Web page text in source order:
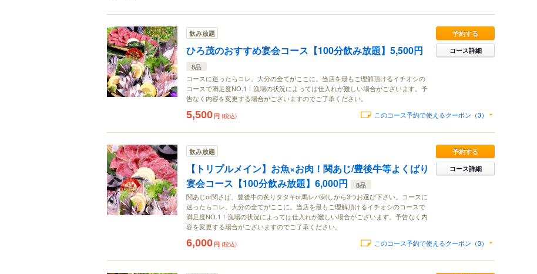
飲み放題
ひろ茂のおすすめ宴会コース【100分飲み放題】5,500円
8品
コースに迷ったらコレ。大分の全てがここに。当店を最もご理解頂けるイチオシの
コースで満足度NO.1！漁場の状況によっては仕入れが難しい場合がございます。予
告なく内容を変更する場合がございますのでご了承ください。
予約する
コース詳細
5,500 円 (税込) このコース予約で使えるクーポン（3）
飲み放題
【トリプルメイン】お魚×お肉！関あじ/豊後牛等よくばり
宴会コース【100分飲み放題】6,000円
8品
関あじor関さば、豊後牛の炙りタタキor馬レバ刺しから3つお選び下さい。コースに
迷ったらコレ。大分の全てがここに。当店を最もご理解頂けるイチオシのコースで
満足度NO.1！漁場の状況によっては仕入れが難しい場合がございます。予告なく内
容を変更する場合がございますのでご了承ください。
予約する
コース詳細
6,000 円 (税込) このコース予約で使えるクーポン（3）